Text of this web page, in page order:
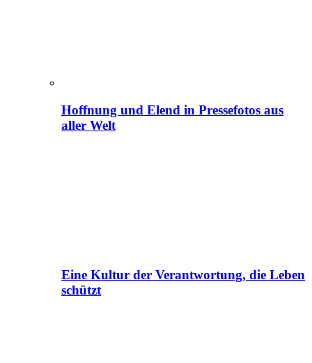
Hoffnung und Elend in Pressefotos aus
aller Welt
Eine Kultur der Verantwortung, die Leben
schützt